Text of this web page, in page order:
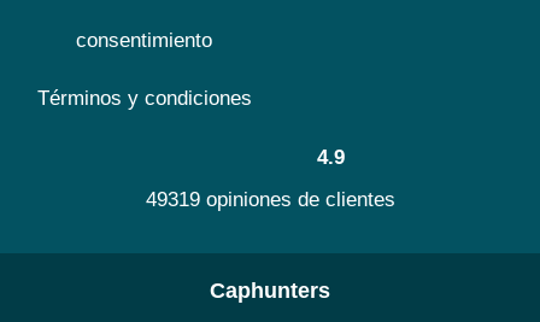
consentimiento
Términos y condiciones
4.9
49319 opiniones de clientes
Caphunters